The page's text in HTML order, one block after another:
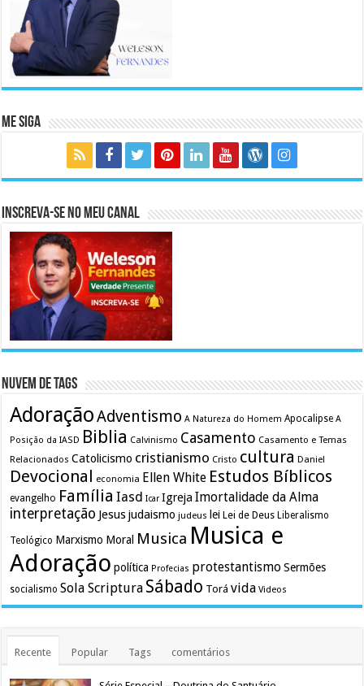
Me Siga
Inscreva-se no meu canal
Nuvem de Tags
AdoraçãoAdventismo A Natureza do Homem Apocalipse A
Posição da IASD Biblia Calvinismo Casamento Casamento e Temas
Relacionados Catolicismo cristianismo Cristo cultura Daniel
Devocional economia Ellen White Estudos Bíblicos
evangelho Família Iasd Icar Igreja Imortalidade da Alma
interpretação Jesusjudaismo judeus lei Lei de Deus Liberalismo
Teológico Marxismo Moral Musica Musica e
Adoração política Profecias protestantismo Sermões
socialismo Sola Scriptura Sábado Torá vida Videos
Recente Popular Tags comentários